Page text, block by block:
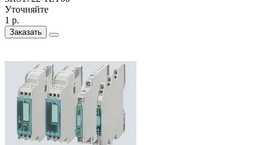
Уточняйте
1 р.
Заказать